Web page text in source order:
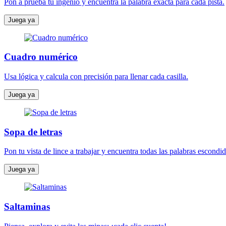
Juega ya
Cuadro numérico
Usa lógica y calcula con precisión para llenar cada casilla.
Juega ya
Sopa de letras
Pon tu vista de lince a trabajar y encuentra todas las palabras
Juega ya
Saltaminas